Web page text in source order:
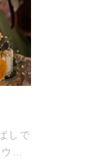
しで
…